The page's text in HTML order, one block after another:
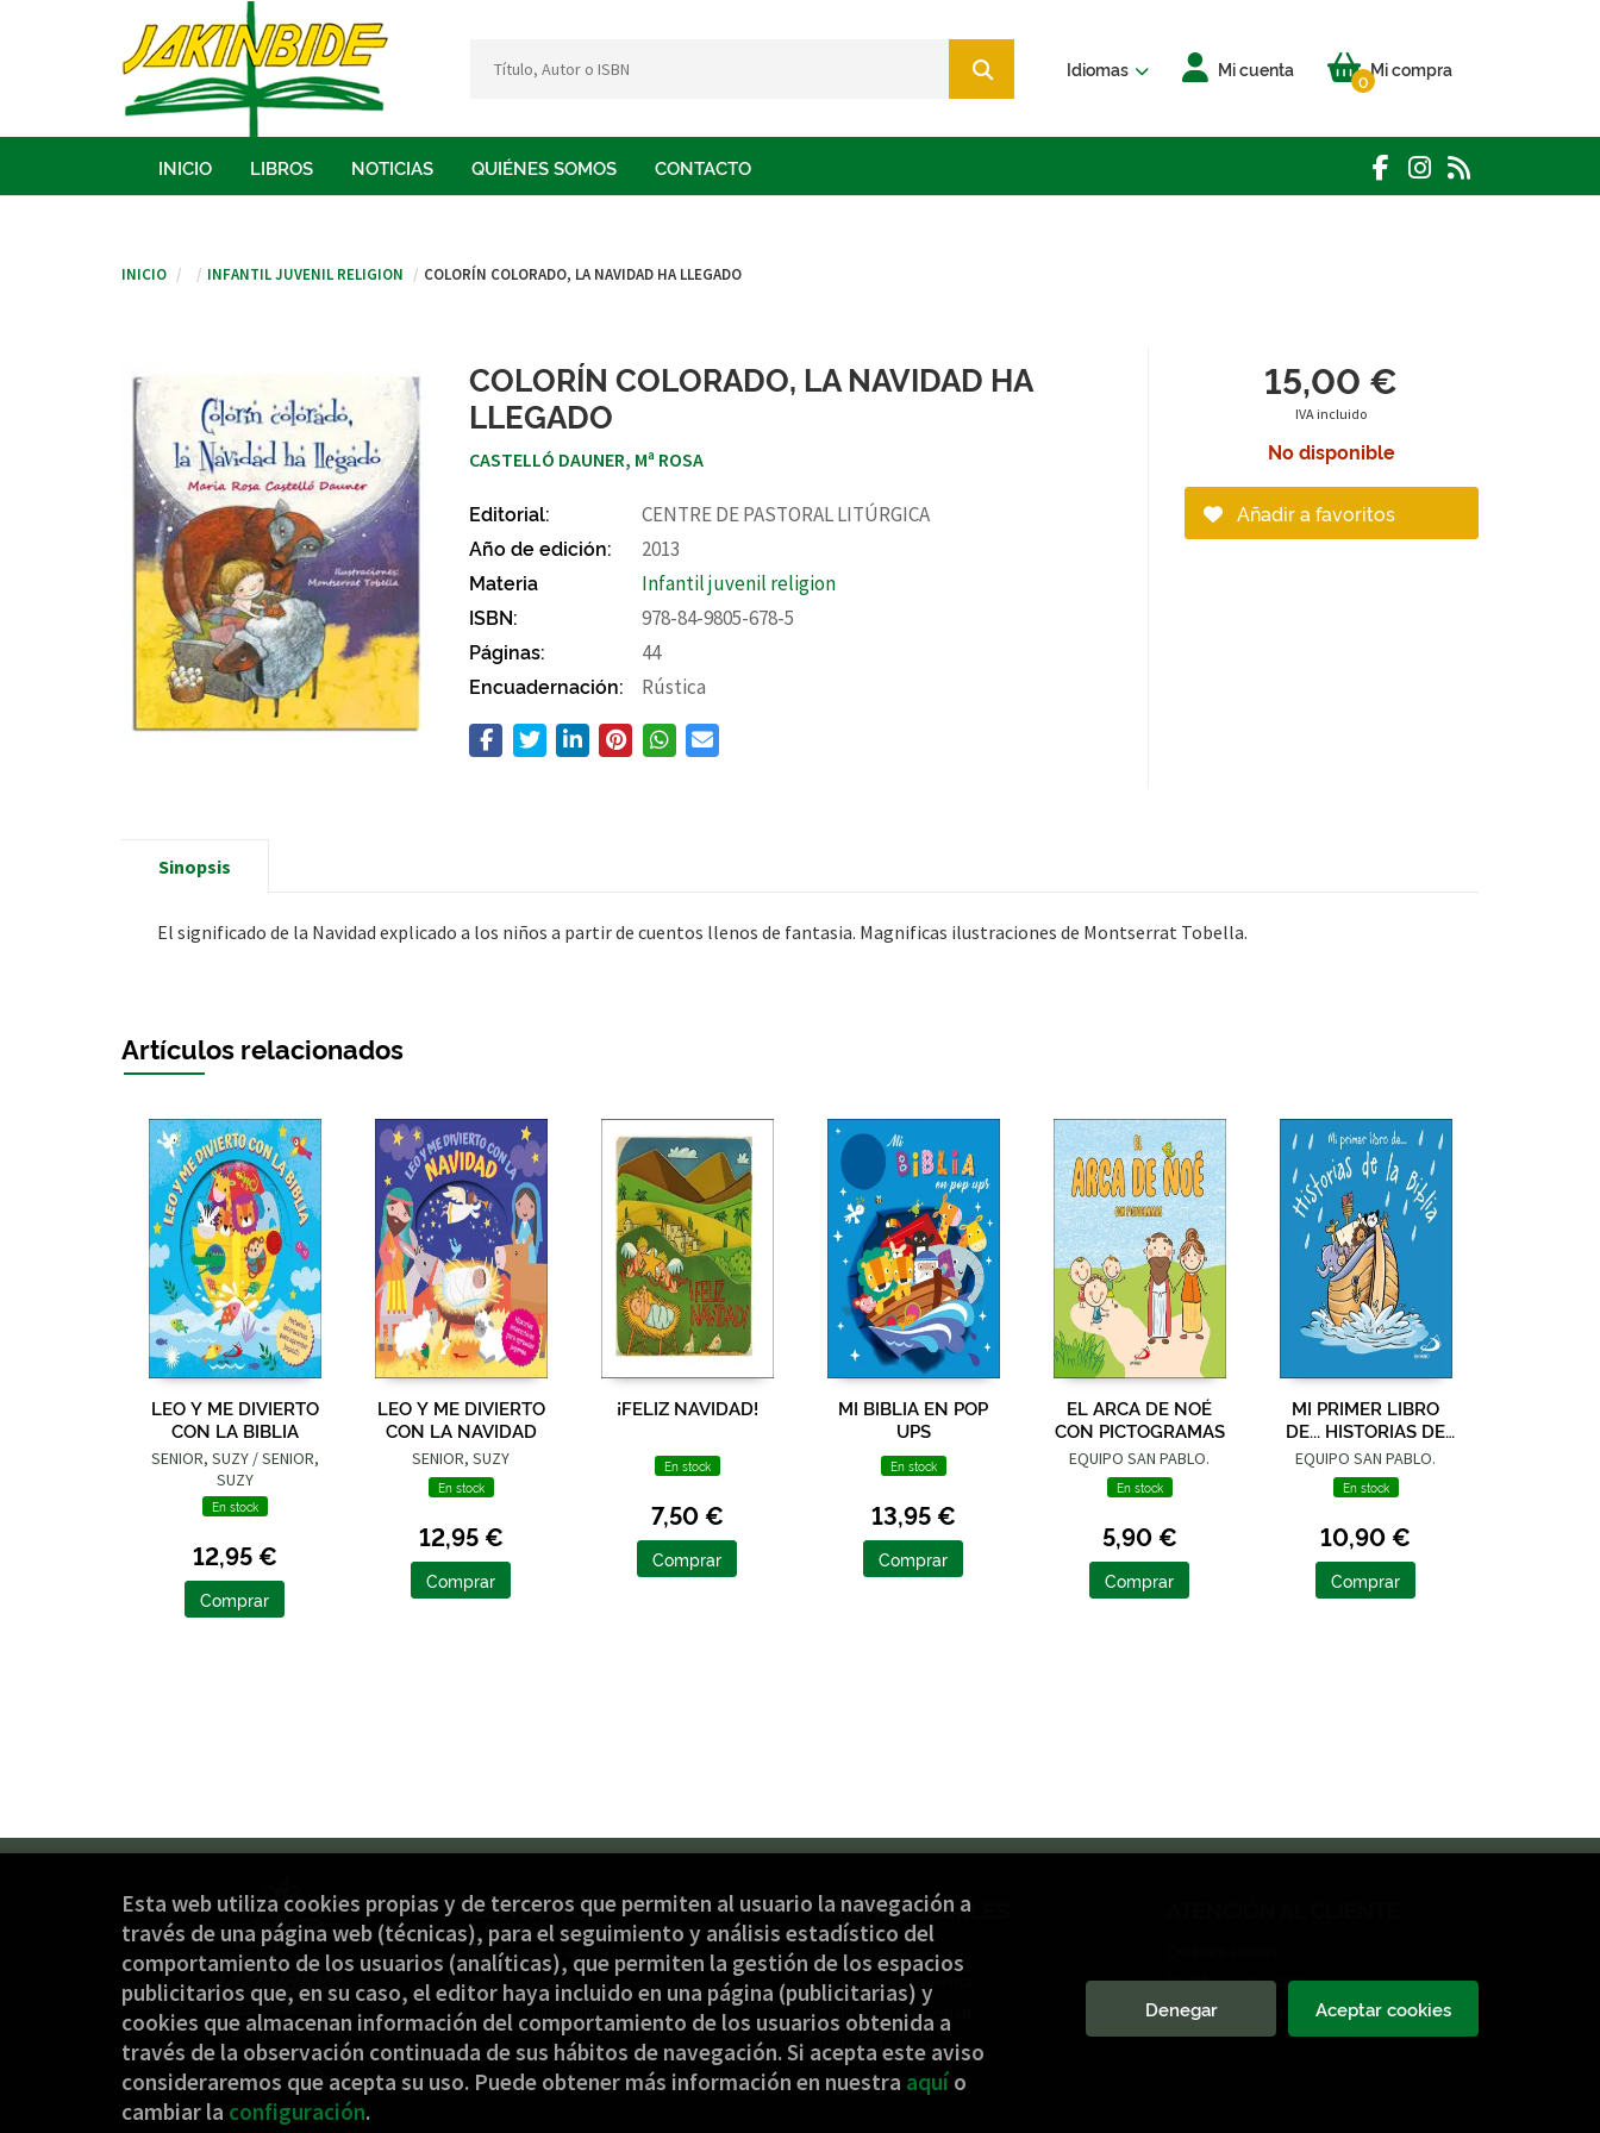
Idiomas Mi cuenta Mi compra
0
INICIO LIBROS NOTICIAS QUIÉNES SOMOS CONTACTO
Inicio Infantil juvenil religion COLORÍN COLORADO, LA NAVIDAD HA LLEGADO
COLORÍN COLORADO, LA NAVIDAD HA
LLEGADO
CASTELLÓ DAUNER, Mª ROSA
Editorial:
CENTRE DE PASTORAL LITÚRGICA
Año de edición:
2013
Materia
Infantil juvenil religion
ISBN:
978-84-9805-678-5
Páginas:
44
Encuadernación:
Rústica
15,00 €
IVA incluido
No disponible
Añadir a favoritos
Sinopsis
El significado de la Navidad explicado a los niños a partir de cuentos llenos de fantasia. Magnificas ilustraciones de Montserrat Tobella.
Artículos relacionados
LEO Y ME DIVIERTO
CON LA BIBLIA
SENIOR, SUZY / SENIOR,
SUZY
En stock
12,95 €
Comprar
LEO Y ME DIVIERTO
CON LA NAVIDAD
SENIOR, SUZY
En stock
12,95 €
Comprar
¡FELIZ NAVIDAD!
En stock
7,50 €
Comprar
MI BIBLIA EN POP
UPS
En stock
13,95 €
Comprar
EL ARCA DE NOÉ
CON PICTOGRAMAS
EQUIPO SAN PABLO.
En stock
5,90 €
Comprar
MI PRIMER LIBRO
DE... HISTORIAS DE
LA BIBLIA
EQUIPO SAN PABLO.
En stock
10,90 €
Comprar
CONTACTO
(+34) 944 232 934
jakinbide@jakinbide.eus
Formulario de contacto
PÁGINAS LEGALES
Aviso legal
Condiciones de venta
Política de privacidad
Política de Cookies
Pedidos especiales
Formulario de desistimiento
Esta web utiliza cookies propias y de terceros que permiten al usuario la navegación a
través de una página web (técnicas), para el seguimiento y análisis estadístico del
comportamiento de los usuarios (analíticas), que permiten la gestión de los espacios
publicitarios que, en su caso, el editor haya incluido en una página (publicitarias) y
cookies que almacenan información del comportamiento de los usuarios obtenida a
través de la observación continuada de sus hábitos de navegación. Si acepta este aviso
consideraremos que acepta su uso. Puede obtener más información en nuestra aquí o
cambiar la configuración.
Denegar Aceptar cookies